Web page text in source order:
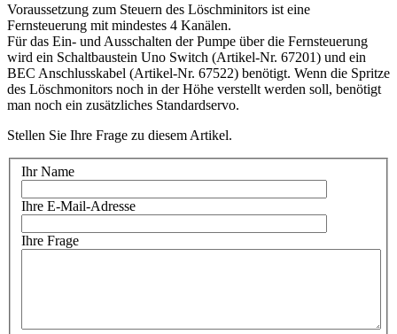
Voraussetzung zum Steuern des Löschminitors ist eine
Fernsteuerung mit mindestes 4 Kanälen.
Für das Ein- und Ausschalten der Pumpe über die Fernsteuerung
wird ein Schaltbaustein Uno Switch (Artikel-Nr. 67201) und ein
BEC Anschlusskabel (Artikel-Nr. 67522) benötigt. Wenn die Spritze
des Löschmonitors noch in der Höhe verstellt werden soll, benötigt
man noch ein zusätzliches Standardservo.
Stellen Sie Ihre Frage zu diesem Artikel.
Ihr Name
Ihre E-Mail-Adresse
Ihre Frage